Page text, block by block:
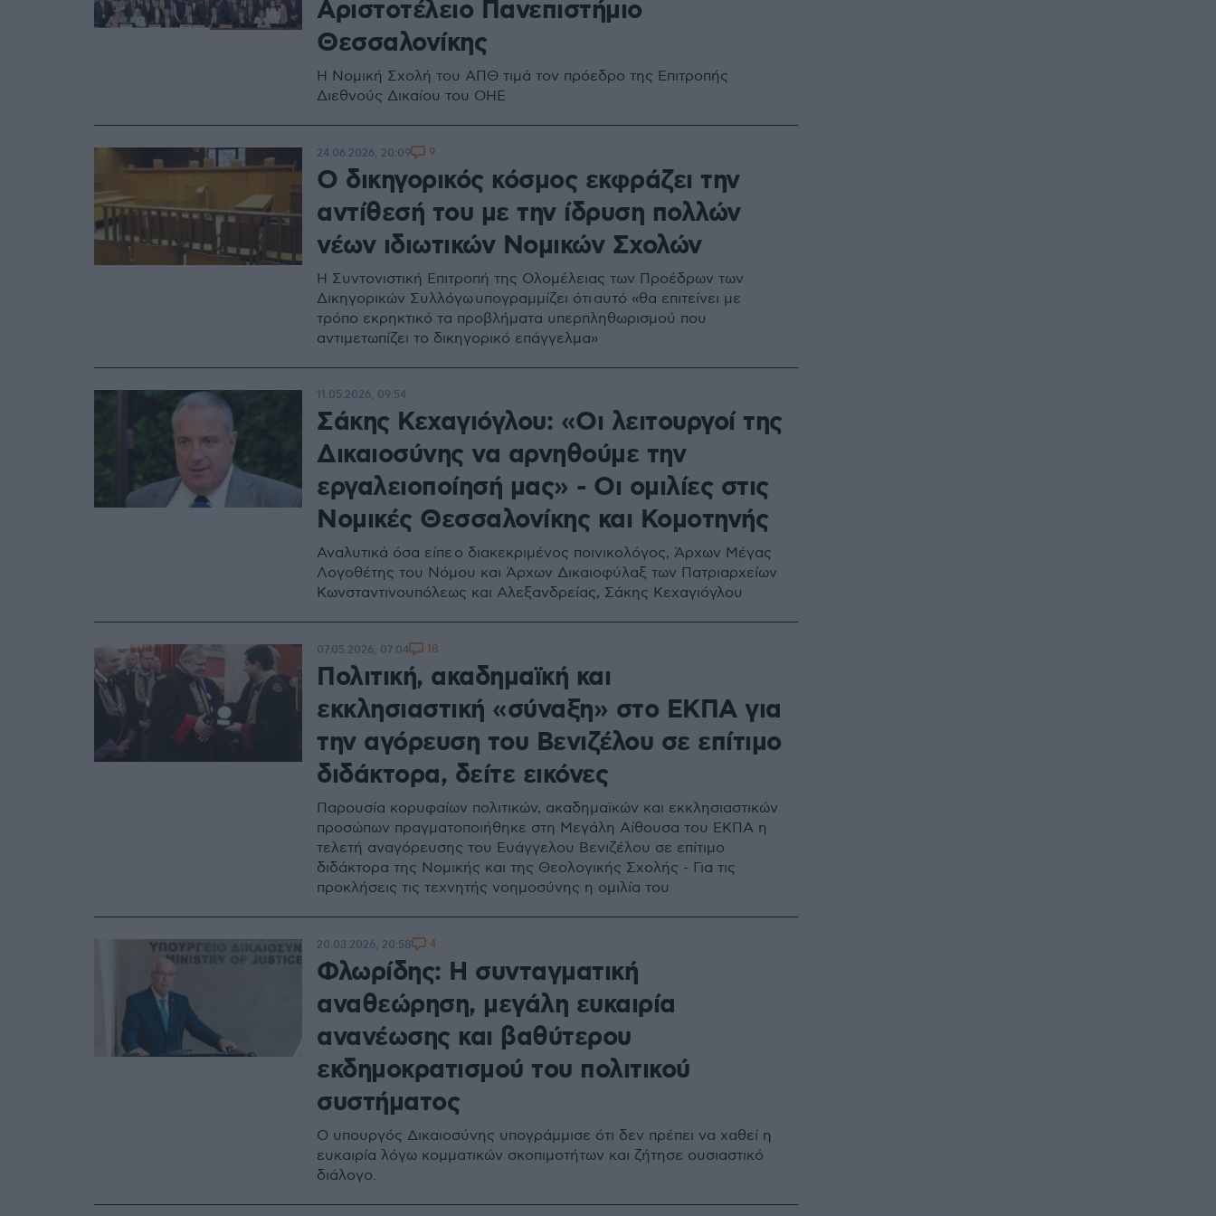
Αριστοτέλειο Πανεπιστήμιο
Θεσσαλονίκης
Η Νομική Σχολή του ΑΠΘ τιμά τον πρόεδρο της Επιτροπής
Διεθνούς Δικαίου του ΟΗΕ
Ο δικηγορικός κόσμος εκφράζει την
αντίθεσή του με την ίδρυση πολλών
νέων ιδιωτικών Νομικών Σχολών
Η Συντονιστική Επιτροπή της Ολομέλειας των Προέδρων των
Δικηγορικών Συλλόγω υπογραμμίζει ότι αυτό «θα επιτείνει με
τρόπο εκρηκτικό τα προβλήματα υπερπληθωρισμού που
αντιμετωπίζει το δικηγορικό επάγγελμα»
24.06.2026, 20:09 9
Σάκης Κεχαγιόγλου: «Οι λειτουργοί της
Δικαιοσύνης να αρνηθούμε την
εργαλειοποίησή μας» - Οι ομιλίες στις
Νομικές Θεσσαλονίκης και Κομοτηνής
Αναλυτικά όσα είπε ο διακεκριμένος ποινικολόγος, Άρχων Μέγας
Λογοθέτης του Νόμου και Άρχων Δικαιοφύλαξ των Πατριαρχείων
Κωνσταντινουπόλεως και Αλεξανδρείας, Σάκης Κεχαγιόγλου
11.05.2026, 09:54
Πολιτική, ακαδημαϊκή και
εκκλησιαστική «σύναξη» στο ΕΚΠΑ για
την αγόρευση του Βενιζέλου σε επίτιμο
διδάκτορα, δείτε εικόνες
Παρουσία κορυφαίων πολιτικών, ακαδημαϊκών και εκκλησιαστικών
προσώπων πραγματοποιήθηκε στη Μεγάλη Αίθουσα του ΕΚΠΑ η
τελετή αναγόρευσης του Ευάγγελου Βενιζέλου σε επίτιμο
διδάκτορα της Νομικής και της Θεολογικής Σχολής - Για τις
προκλήσεις τις τεχνητής νοημοσύνης η ομιλία του
07.05.2026, 07:04 18
Φλωρίδης: Η συνταγματική
αναθεώρηση, μεγάλη ευκαιρία
ανανέωσης και βαθύτερου
εκδημοκρατισμού του πολιτικού
συστήματος
Ο υπουργός Δικαιοσύνης υπογράμμισε ότι δεν πρέπει να χαθεί η
ευκαιρία λόγω κομματικών σκοπιμοτήτων και ζήτησε ουσιαστικό
διάλογο.
20.03.2026, 20:58 4